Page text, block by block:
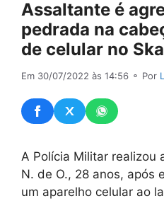
Assaltante é
pedrada na
de celular no
Em 30/07/2022 às 14:56 ⚬ Por
A Polícia Militar realizou
N. de O., 28 anos, após
um aparelho celular ao